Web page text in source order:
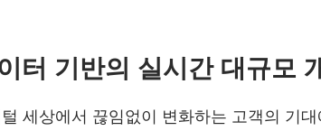
터 기반의 실시간 대규모
세상에서 끊임없이 변화하는 고객의 기